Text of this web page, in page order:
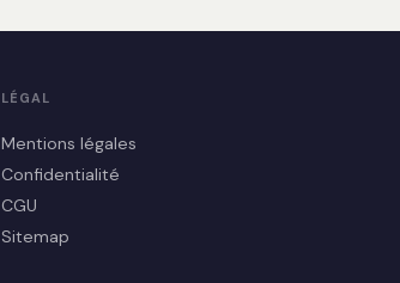
LÉGAL
Mentions légales
Confidentialité
CGU
Sitemap